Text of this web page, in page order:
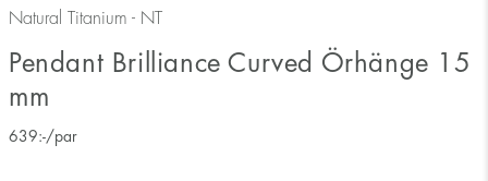
Natural Titanium - NT
Pendant Brilliance Curved Örhänge 15
mm
639:-/par